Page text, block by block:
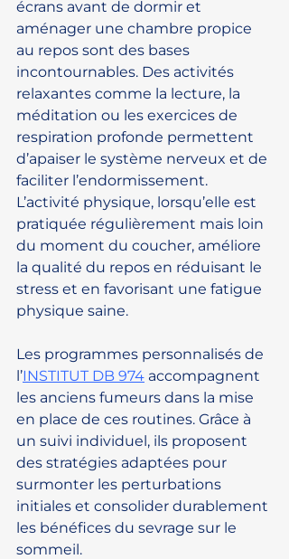
écrans avant de dormir et
aménager une chambre propice
au repos sont des bases
incontournables. Des activités
relaxantes comme la lecture, la
méditation ou les exercices de
respiration profonde permettent
d’apaiser le système nerveux et de
faciliter l’endormissement.
L’activité physique, lorsqu’elle est
pratiquée régulièrement mais loin
du moment du coucher, améliore
la qualité du repos en réduisant le
stress et en favorisant une fatigue
physique saine.
Les programmes personnalisés de
l’INSTITUT DB 974 accompagnent
les anciens fumeurs dans la mise
en place de ces routines. Grâce à
un suivi individuel, ils proposent
des stratégies adaptées pour
surmonter les perturbations
initiales et consolider durablement
les bénéfices du sevrage sur le
sommeil.